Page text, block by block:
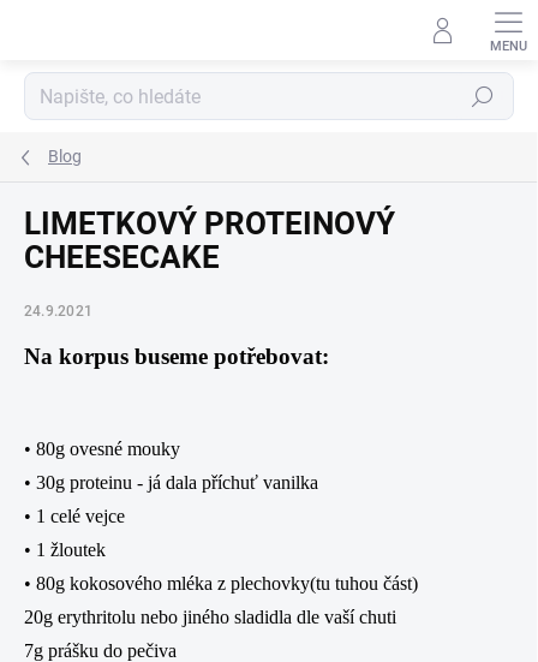
Hledat
Blog
LIMETKOVÝ PROTEINOVÝ
CHEESECAKE
24.9.2021
Na korpus buseme potřebovat:
• 80g ovesné mouky
• 30g proteinu - já dala příchuť vanilka
• 1 celé vejce
• 1 žloutek
• 80g kokosového mléka z plechovky(tu tuhou část)
20g erythritolu nebo jiného sladidla dle vaší chuti
7g prášku do pečiva